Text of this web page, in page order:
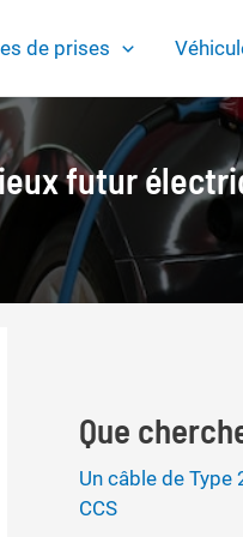
de prises
futur
Que
Un câble de Type
CCS